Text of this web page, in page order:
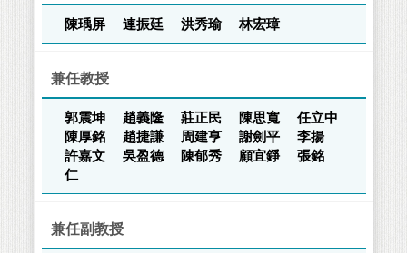
陳瑀屏 連振廷 洪秀瑜 林宏璋
兼任教授
郭震坤 趙義隆 莊正民 陳思寬
任立中
陳厚銘
趙捷謙 周建亨 謝劍平
李揚
許嘉文
吳盈德 陳郁秀 顧宜錚
張銘
仁
兼任副教授